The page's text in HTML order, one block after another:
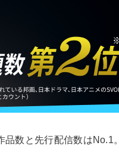
数と先行配信数はNo.1。